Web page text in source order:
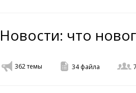
Новости: что
362темы 34файла